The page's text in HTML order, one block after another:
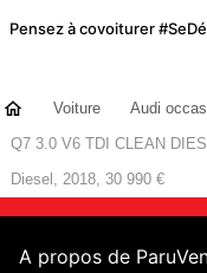
Pensez à covoiturer
Voiture Audi
Q7 3.0 V6 TDI CLEAN
Diesel, 2018, 30 990 €
A propos de